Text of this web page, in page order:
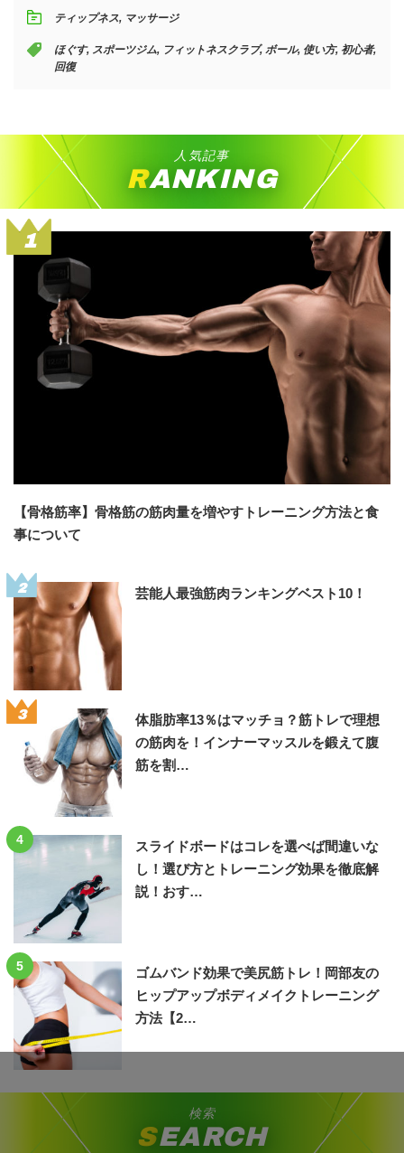
ティップネス, マッサージ
ほぐす, スポーツジム, フィットネスクラブ, ボール, 使い方, 初心者,
回復
人気記事
RANKING
1
【骨格筋率】骨格筋の筋肉量を増やすトレーニング方法と食
事について
2 芸能人最強筋肉ランキングベスト10！
3
体脂肪率13％はマッチョ？筋トレで理想
の筋肉を！インナーマッスルを鍛えて腹
筋を割…
4
スライドボードはコレを選べば間違いな
し！選び方とトレーニング効果を徹底解
説！おす…
5
ゴムバンド効果で美尻筋トレ！岡部友の
ヒップアップボディメイクトレーニング
方法【2…
検索
SEARCH